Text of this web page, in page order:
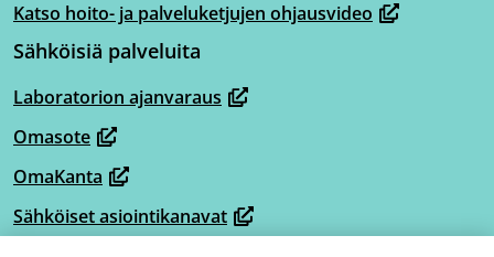
Katso hoito- ja palveluketjujen ohjausvideo
(avautuu
uuteen
ikkunaan,
toiseen
palveluun)
Sähköisiä palveluita
Laboratorion ajanvaraus
(avautuu
uuteen
ikkunaan,
siirryt
toiseen
Omasote
(avautuu
uuteen
ikkunaan,
siirryt
OmaKanta
(avautuu
uuteen
Sähköiset asiointikanavat
(avautuu